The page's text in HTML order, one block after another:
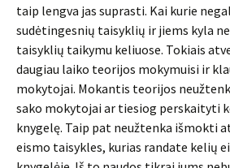
taip lengva jas suprasti. Kai kurie
sudėtingesnių taisyklių ir jiems kyla
taisyklių taikymu keliuose. Tokiais
daugiau laiko teorijos mokymuisi ir
mokytojai. Mokantis teorijos
sako mokytojai ar tiesiog perskaityti
knygelę. Taip pat neužtenka išmokti
eismo taisykles, kurias randate kelių